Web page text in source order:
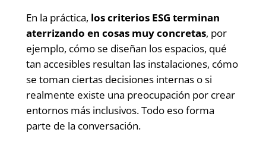
En la práctica, los criterios ESG terminan
aterrizando en cosas muy concretas, por
ejemplo, cómo se diseñan los espacios, qué
tan accesibles resultan las instalaciones, cómo
se toman ciertas decisiones internas o si
realmente existe una preocupación por crear
entornos más inclusivos. Todo eso forma
parte de la conversación.